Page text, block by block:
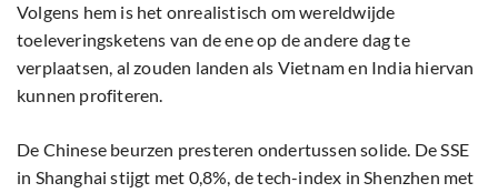
Volgens hem is het onrealistisch om wereldwijde
toeleveringsketens van de ene op de andere dag te
verplaatsen, al zouden landen als Vietnam en India hiervan
kunnen profiteren.
De Chinese beurzen presteren ondertussen solide. De SSE
in Shanghai stijgt met 0,8%, de tech-index in Shenzhen met